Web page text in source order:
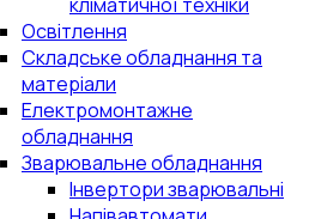
Освітлення
Складське обладнання та
матеріали
Електромонтажне
обладнання
Зварювальне обладнання
Інвертори зварювальні